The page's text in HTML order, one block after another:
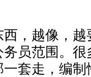
，越像，
员范围。
套走，编